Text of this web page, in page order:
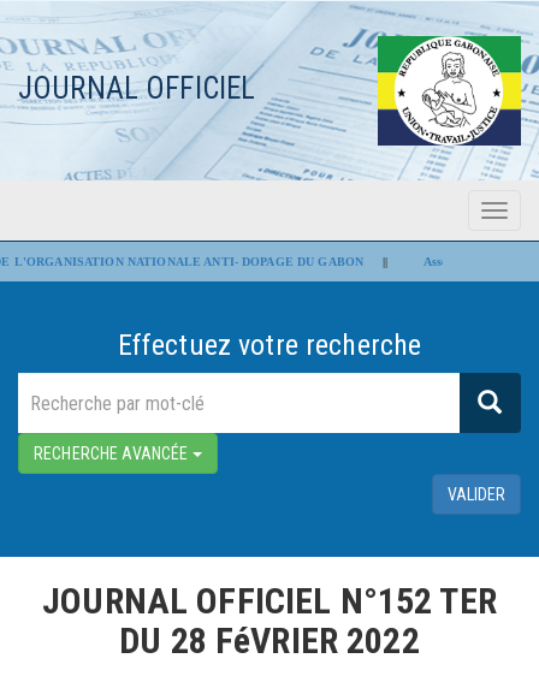
JOURNAL OFFICIEL
Menu
NATIONALE ANTI- DOPAGE DU GABON|| Assemblée nationale :
Effectuez votre recherche
RECHERCHE AVANCÉE
VALIDER
JOURNAL OFFICIEL N°152 TER
DU 28 FéVRIER 2022